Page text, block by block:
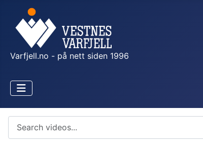
Varfjell.no - på nett siden 1996